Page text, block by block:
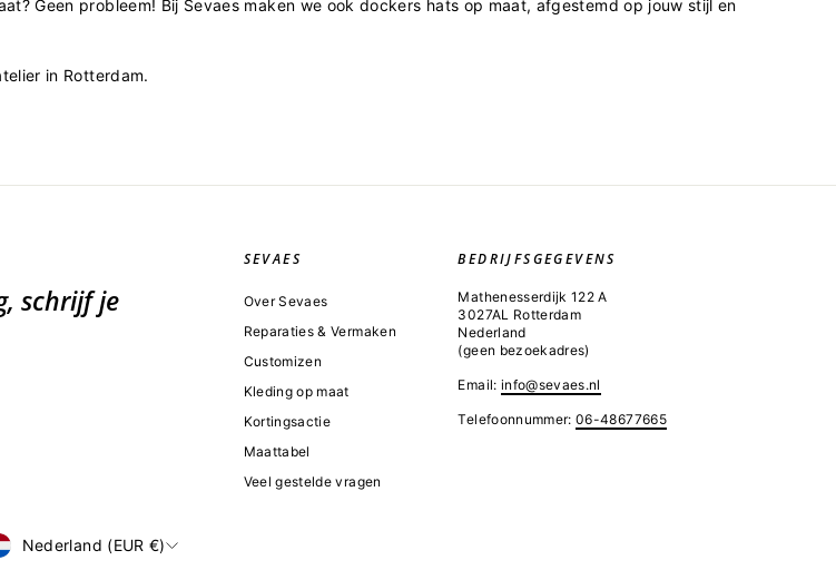
Geen probleem! Bij Sevaes maken we ook dockers hats op maat, afgestemd op jouw stijl en
in Rotterdam.
schrijf je
SEVAES
Over Sevaes
Reparaties & Vermaken
Customizen
Kleding op maat
Kortingsactie
Maattabel
Veel gestelde vragen
BEDRIJFSGEGEVENS
Mathenesserdijk 122 A
3027AL Rotterdam
Nederland
(geen bezoekadres)
Email: info@sevaes.nl
Telefoonnummer:06-48677665
Nederland (EUR €)